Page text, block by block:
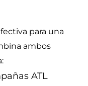
para una
ambos
ATL